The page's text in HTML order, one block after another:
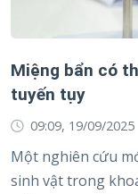
Miệng bẩn có
tuyến tụy
09:09, 19/09/2025
Một nghiên cứu
sinh vật trong